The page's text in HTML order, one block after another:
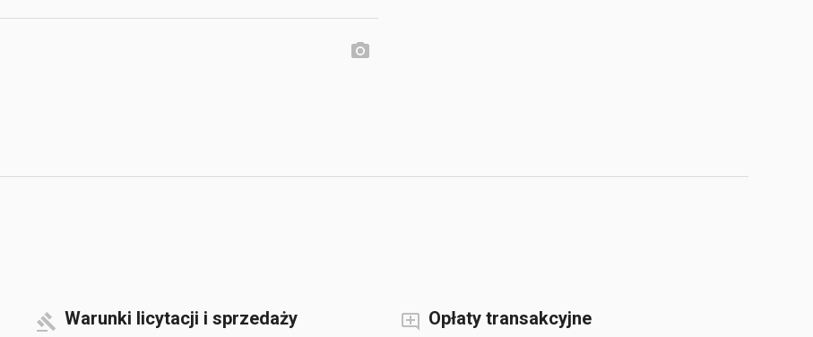
Warunki licytacji i sprzedaży Opłaty transakcyjne